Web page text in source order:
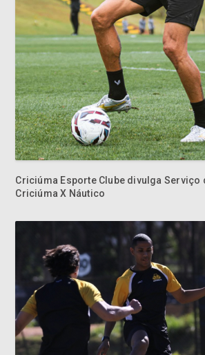
Criciúma Esporte Clube divulga Serviço
Criciúma X Náutico